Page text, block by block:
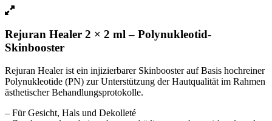
Rejuran Healer 2 × 2 ml – Polynukleotid-
Skinbooster
Rejuran Healer ist ein injizierbarer Skinbooster auf Basis hochreiner
Polynukleotide (PN) zur Unterstützung der Hautqualität im Rahmen
ästhetischer Behandlungsprotokolle.
– Für Gesicht, Hals und Dekolleté